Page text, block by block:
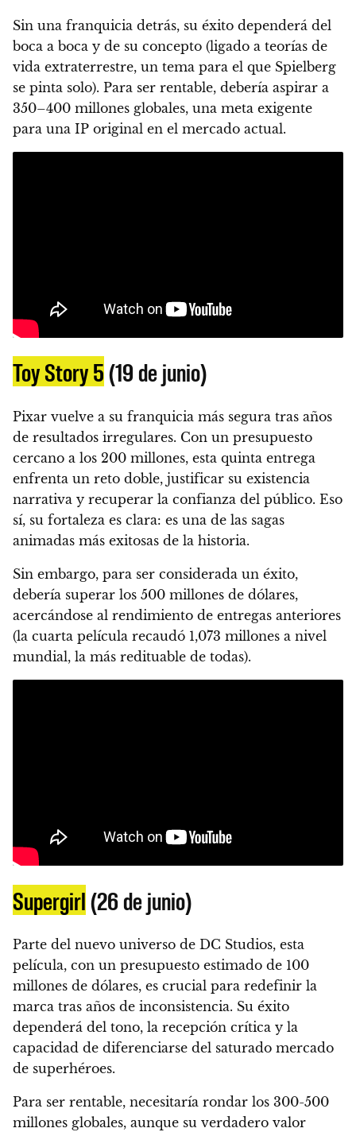
Sin una franquicia detrás, su éxito dependerá del
boca a boca y de su concepto (ligado a teorías de
vida extraterrestre, un tema para el que Spielberg
se pinta solo). Para ser rentable, debería aspirar a
350–400 millones globales, una meta exigente
para una IP original en el mercado actual.
Toy Story 5(19 de junio)
Pixar vuelve a su franquicia más segura tras años
de resultados irregulares. Con un presupuesto
cercano a los 200 millones, esta quinta entrega
enfrenta un reto doble, justificar su existencia
narrativa y recuperar la confianza del público. Eso
sí, su fortaleza es clara: es una de las sagas
animadas más exitosas de la historia.
Sin embargo, para ser considerada un éxito,
debería superar los 500 millones de dólares,
acercándose al rendimiento de entregas anteriores
(la cuarta película recaudó 1,073 millones a nivel
mundial, la más redituable de todas).
Supergirl(26 de junio)
Parte del nuevo universo de DC Studios, esta
película, con un presupuesto estimado de 100
millones de dólares, es crucial para redefinir la
marca tras años de inconsistencia. Su éxito
dependerá del tono, la recepción crítica y la
capacidad de diferenciarse del saturado mercado
de superhéroes.
Para ser rentable, necesitaría rondar los 300-500
millones globales, aunque su verdadero valor